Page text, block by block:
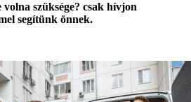
volna szüksége? csak hívjon
segítünk önnek.